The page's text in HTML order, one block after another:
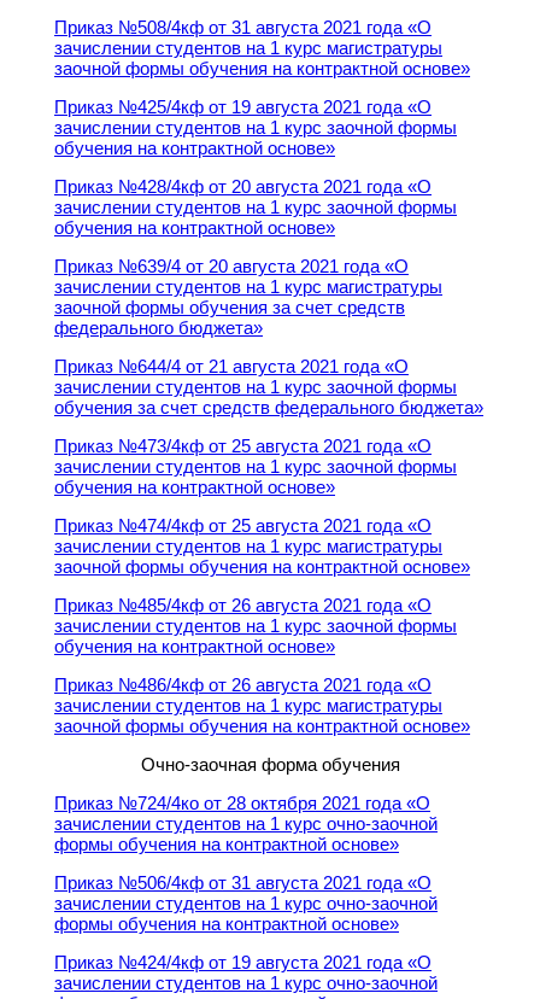
Приказ №508/4кф от 31 августа 2021 года «О
зачислении студентов на 1 курс магистратуры
заочной формы обучения на контрактной основе»
Приказ №425/4кф от 19 августа 2021 года «О
зачислении студентов на 1 курс заочной формы
обучения на контрактной основе»
Приказ №428/4кф от 20 августа 2021 года «О
зачислении студентов на 1 курс заочной формы
обучения на контрактной основе»
Приказ №639/4 от 20 августа 2021 года «О
зачислении студентов на 1 курс магистратуры
заочной формы обучения за счет средств
федерального бюджета»
Приказ №644/4 от 21 августа 2021 года «О
зачислении студентов на 1 курс заочной формы
обучения за счет средств федерального бюджета»
Приказ №473/4кф от 25 августа 2021 года «О
зачислении студентов на 1 курс заочной формы
обучения на контрактной основе»
Приказ №474/4кф от 25 августа 2021 года «О
зачислении студентов на 1 курс магистратуры
заочной формы обучения на контрактной основе»
Приказ №485/4кф от 26 августа 2021 года «О
зачислении студентов на 1 курс заочной формы
обучения на контрактной основе»
Приказ №486/4кф от 26 августа 2021 года «О
зачислении студентов на 1 курс магистратуры
заочной формы обучения на контрактной основе»
Очно-заочная форма обучения
Приказ №724/4ко от 28 октября 2021 года «О
зачислении студентов на 1 курс очно-заочной
формы обучения на контрактной основе»
Приказ №506/4кф от 31 августа 2021 года «О
зачислении студентов на 1 курс очно-заочной
формы обучения на контрактной основе»
Приказ №424/4кф от 19 августа 2021 года «О
зачислении студентов на 1 курс очно-заочной